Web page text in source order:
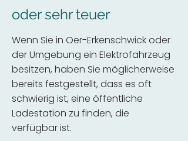
oder sehr teuer
Wenn Sie in Oer-Erkenschwick oder
der Umgebung ein Elektrofahrzeug
besitzen, haben Sie möglicherweise
bereits festgestellt, dass es oft
schwierig ist, eine öffentliche
Ladestation zu finden, die
verfügbar ist.